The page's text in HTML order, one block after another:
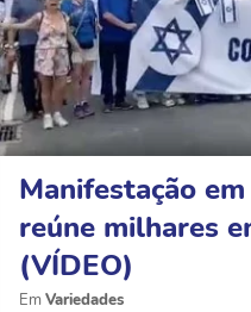
Manifestação
reúne milhares
(VÍDEO)
Variedades